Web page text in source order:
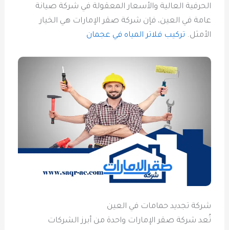
الحرفية العالية والأسعار المعقولة في شركة صيانة
عامة في العين، فإن شركة صقر الإمارات هي الخيار
الأمثل. تركيب فلاتر المياه في عجمان
شركة تجديد حمامات في العين
تُعد شركة صقر الإمارات واحدة من أبرز الشركات